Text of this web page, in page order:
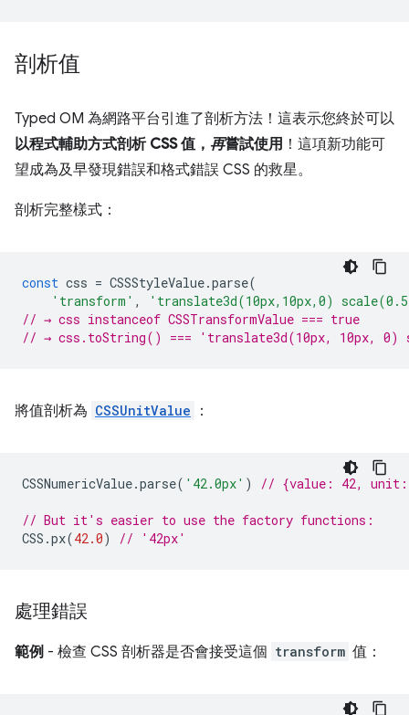
剖析值
Typed OM 為網路平台引進了剖析方法！這表示您終於可以
以程式輔助方式剖析 CSS 值， 再嘗試使用 ！這項新功能可
望成為及早發現錯誤和格式錯誤 CSS 的救星。
剖析完整樣式：
const css = CSSStyleValue.parse(
'transform' ,
'translate3d(10px,10px,0)
// → css instanceof CSSTransformValue === true
// → css.toString() === 'translate3d(10px, 10px, 0)
將值剖析為 CSSUnitValue ：
CSSNumericValue.parse( '42.0px' ) // {value: 42,
// But it's easier to use the factory functions:
CSS .px(42.0) // '42px'
處理錯誤
範例 - 檢查 CSS 剖析器是否會接受這個 transform 值：